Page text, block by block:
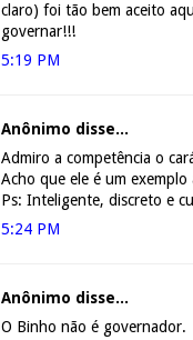
claro) foi tão bem aceito
governar!!!
5:19 PM
Anônimo disse...
Admiro a competência o
Acho que ele é um exemplo
Ps: Inteligente, discreto e
5:24 PM
Anônimo disse...
O Binho não é governador.